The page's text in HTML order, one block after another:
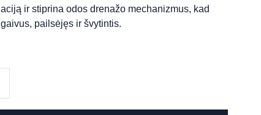
ir stiprina odos drenažo mechanizmus, kad
pailsėjęs ir švytintis.